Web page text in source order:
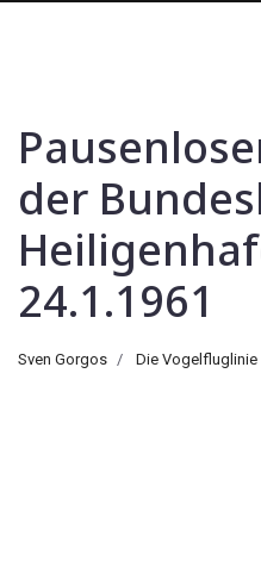
der
24.1.1961
Sven Gorgos Die Vogelfluglinie